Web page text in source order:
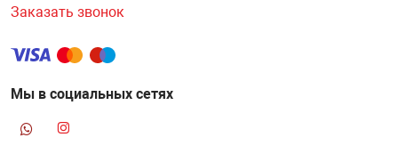
Заказать звонок
Мы в социальных сетях